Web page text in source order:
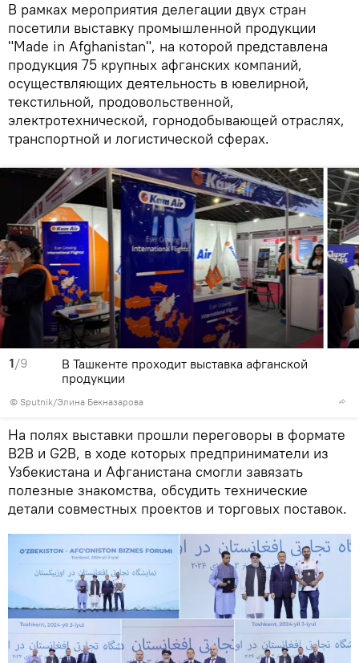
В рамках мероприятия делегации двух стран
посетили выставку промышленной продукции
"Made in Afghanistan", на которой представлена
продукция 75 крупных афганских компаний,
осуществляющих деятельность в ювелирной,
текстильной, продовольственной,
электротехнической, горнодобывающей отраслях,
транспортной и логистической сферах.
1/9
© Sputnik/Элина Бекназарова
В Ташкенте проходит выставка афганской
продукции
На полях выставки прошли переговоры в формате
B2B и G2B, в ходе которых предприниматели из
Узбекистана и Афганистана смогли завязать
полезные знакомства, обсудить технические
детали совместных проектов и торговых поставок.